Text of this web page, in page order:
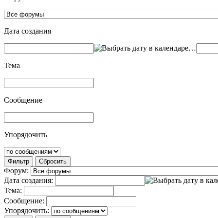
Дата создания
…
Тема
Сообщение
Упорядочить
Фильтр Сбросить
Форум:
Дата создания:
Тема:
Сообщение:
Упорядочить: